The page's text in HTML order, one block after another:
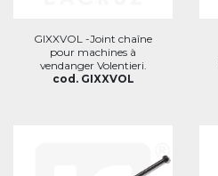
GIXXVOL -Joint chaîne
pour machines à
vendanger Volentieri.
cod. GIXXVOL